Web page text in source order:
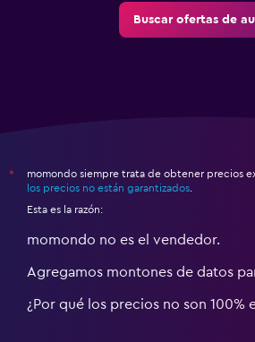
Buscar ofertas de
*
momondo siempre trata de obtener precios
los precios no están garantizados.
Esta es la razón:
momondo no es el vendedor.
Agregamos montones de datos
¿Por qué los precios no son 100%